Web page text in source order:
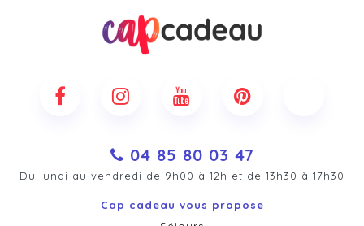
04 85 80 03 47
Du lundi au vendredi de 9h00 à 12h et de 13h30 à 17h30
Cap cadeau vous propose